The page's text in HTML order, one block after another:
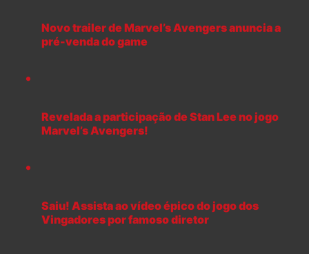
Novo trailer de Marvel’s Avengers anuncia a
pré-venda do game
Revelada a participação de Stan Lee no jogo
Marvel’s Avengers!
Saiu! Assista ao vídeo épico do jogo dos
Vingadores por famoso diretor